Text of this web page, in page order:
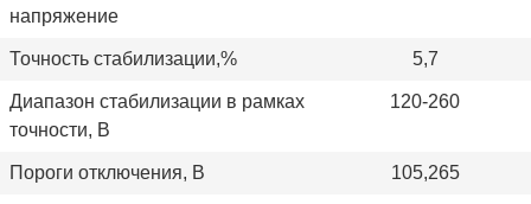
напряжение
Точность стабилизации,% 5,7
Диапазон стабилизации в рамках
точности, В
120-260
Пороги отключения, В 105,265